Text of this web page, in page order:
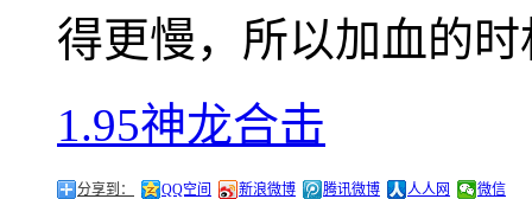
得更慢，所以加血的
1.95神龙合击
分享到： QQ空间 新浪微博 腾讯微博 人人网 微信